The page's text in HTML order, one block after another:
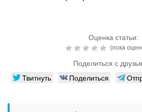
Оценка статьи:
(пока
Поделиться с
Твитнуть Поделиться